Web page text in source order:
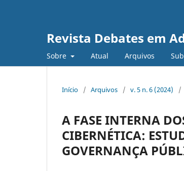
Revista Debates em
Sobre Atual Arquivos
Início / Arquivos / v. 5 n. 6 (2024) /
A FASE INTERNA
CIBERNÉTICA:
GOVERNANÇA